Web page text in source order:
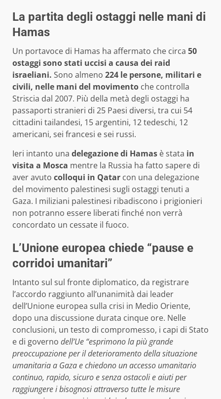
La partita degli ostaggi nelle mani di
Hamas
Un portavoce di Hamas ha affermato che circa 50
ostaggi sono stati uccisi a causa dei raid
israeliani. Sono almeno 224 le persone, militari e
civili, nelle mani del movimento che controlla
Striscia dal 2007. Più della metà degli ostaggi ha
passaporti stranieri di 25 Paesi diversi, tra cui 54
cittadini tailandesi, 15 argentini, 12 tedeschi, 12
americani, sei francesi e sei russi.
Ieri intanto una delegazione di Hamas è stata in
visita a Mosca mentre la Russia ha fatto sapere di
aver avuto colloqui in Qatar con una delegazione
del movimento palestinesi sugli ostaggi tenuti a
Gaza. I miliziani palestinesi ribadiscono i prigionieri
non potranno essere liberati finché non verrà
concordato un cessate il fuoco.
L’Unione europea chiede “pause e
corridoi umanitari”
Intanto sul sul fronte diplomatico, da registrare
l’accordo raggiunto all’unanimità dai leader
dell’Unione europea sulla crisi in Medio Oriente,
dopo una discussione durata cinque ore. Nelle
conclusioni, un testo di compromesso, i capi di Stato
e di governo dell’Ue “esprimono la più grande
preoccupazione per il deterioramento della situazione
umanitaria a Gaza e chiedono un accesso umanitario
continuo, rapido, sicuro e senza ostacoli e aiuti per
raggiungere i bisognosi attraverso tutte le misure